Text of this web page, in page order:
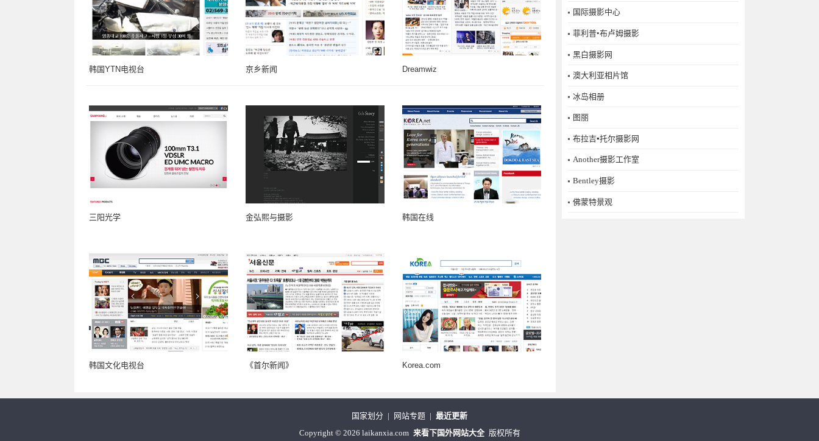
韩国YTN电视台 京乡新闻 Dreamwiz
三阳光学 金弘熙与摄影 韩国在线
韩国文化电视台 《首尔新闻》 Korea.com
国际摄影中心
菲利普•布卢姆摄影
黑白摄影网
澳大利亚相片馆
冰岛相册
图丽
布拉吉▪托尔摄影网
Another摄影工作室
Bentley摄影
佛蒙特景观
国家划分 | 网站专题 | 最近更新
Copyright ©2026 laikanxia.com 来看下国外网站大全 版权所有